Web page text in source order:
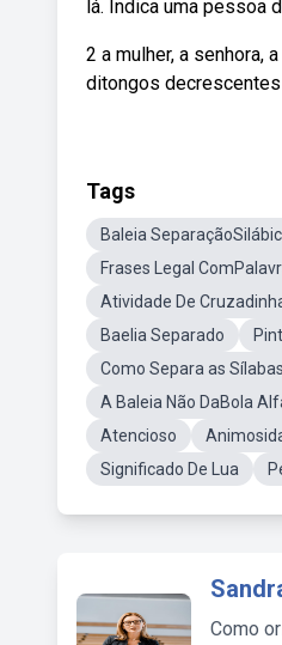
lá. Indica uma pessoa
2 a mulher, a senhora,
ditongos decrescentes
Tags
Baleia
Frases Legal
Atividade De
Baelia Separado
Como Separa as
A Baleia Não DaBola
Atencioso
Significado De Lua
Como